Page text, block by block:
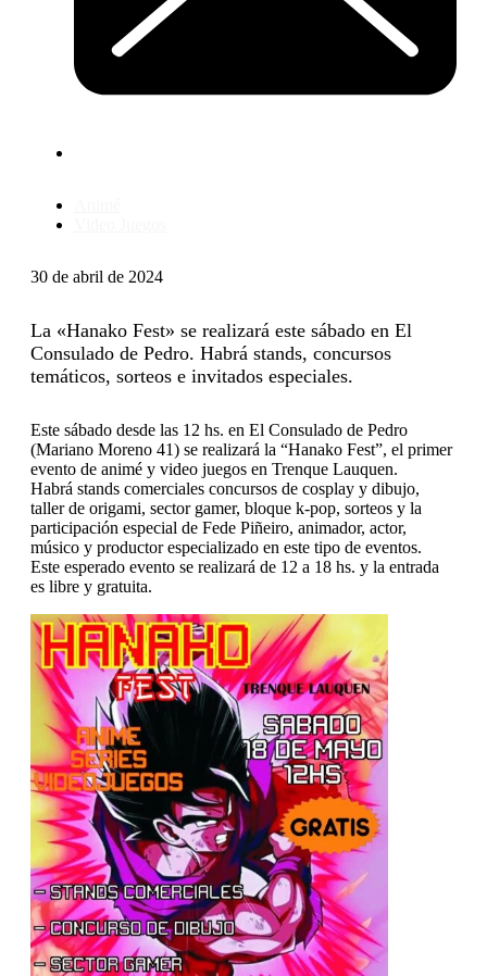
30 de abril de 2024
La «Hanako Fest» se realizará este sábado en El
Consulado de Pedro. Habrá stands, concursos
temáticos, sorteos e invitados especiales.
Este sábado desde las 12 hs. en El Consulado de Pedro
(Mariano Moreno 41) se realizará la “Hanako Fest”, el primer
evento de animé y video juegos en Trenque Lauquen.
Habrá stands comerciales concursos de cosplay y dibujo,
taller de origami, sector gamer, bloque k-pop, sorteos y la
participación especial de Fede Piñeiro, animador, actor,
músico y productor especializado en este tipo de eventos.
Este esperado evento se realizará de 12 a 18 hs. y la entrada
es libre y gratuita.